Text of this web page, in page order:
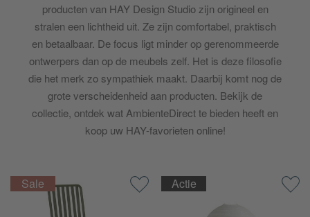
producten van HAY Design Studio zijn origineel en
stralen een lichtheid uit. Ze zijn comfortabel, praktisch
en betaalbaar. De focus ligt minder op gerenommeerde
ontwerpers dan op de meubels zelf. Het is deze filosofie
die het merk zo sympathiek maakt. Daarbij komt nog de
grote verscheidenheid aan producten. Bekijk de
collectie, ontdek wat AmbienteDirect te bieden heeft en
koop uw HAY-favorieten online!
Actie